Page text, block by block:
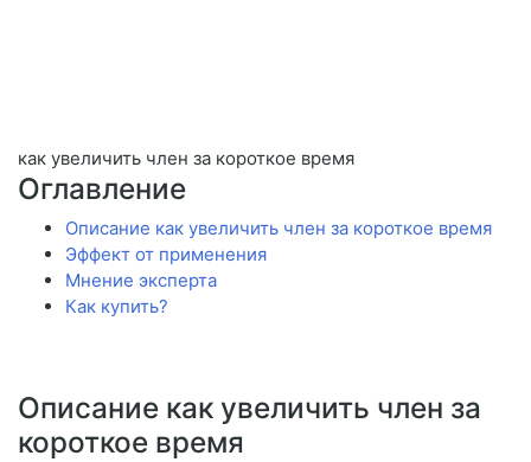
как увеличить член за короткое время
Оглавление
Описание как увеличить член за короткое время
Эффект от применения
Мнение эксперта
Как купить?
Описание как увеличить член за
короткое время